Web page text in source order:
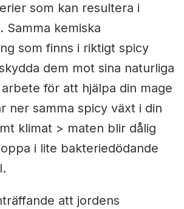
som kan resultera i
Samma kemiska
som finns i riktigt spicy
dem mot sina naturliga
för att hjälpa din mage
ner samma spicy växt i din
klimat > maten blir dålig
i lite bakteriedödande
att jordens